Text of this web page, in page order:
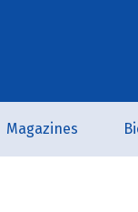
Magazines